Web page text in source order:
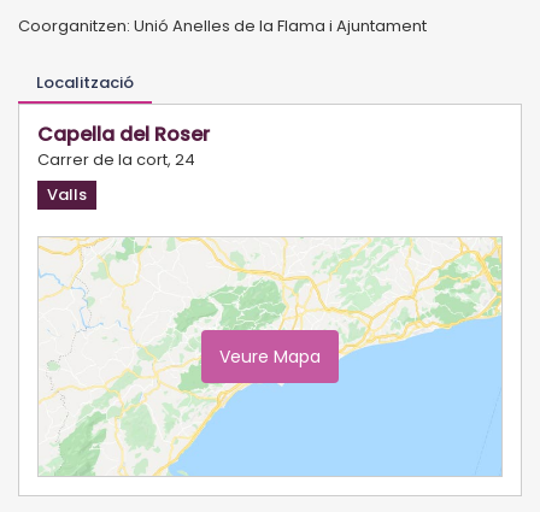
Coorganitzen: Unió Anelles de la Flama i Ajuntament
Localització
Capella del Roser
Carrer de la cort, 24
Valls
Veure Mapa